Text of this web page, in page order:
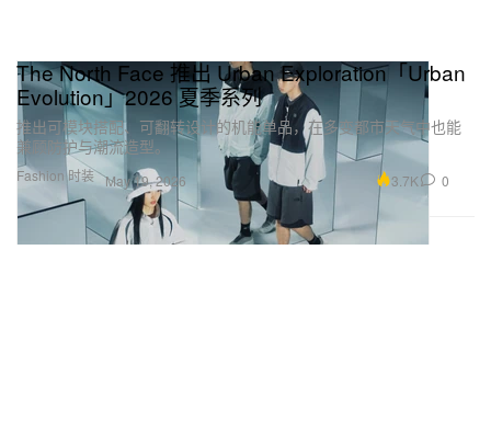
Fashion 时装
The North Face 推出 Urban Exploration「Urban
Evolution」2026 夏季系列
推出可模块搭配、可翻转设计的机能单品，在多变都市天气中也能
兼顾防护与潮流造型。
May 19, 2026 3.7K 0